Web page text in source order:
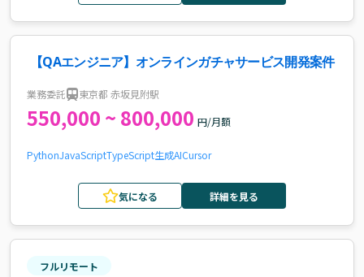
【QAエンジニア】オンラインガチャサービス開発案件
業務委託 東京都 赤坂見附駅
550,000 ~ 800,000 円/月額
PythonJavaScriptTypeScript生成AICursor
気になる 詳細を見る
フルリモート